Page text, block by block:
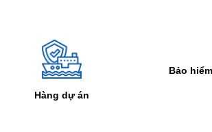
Bảo hiểm & E-Cargo